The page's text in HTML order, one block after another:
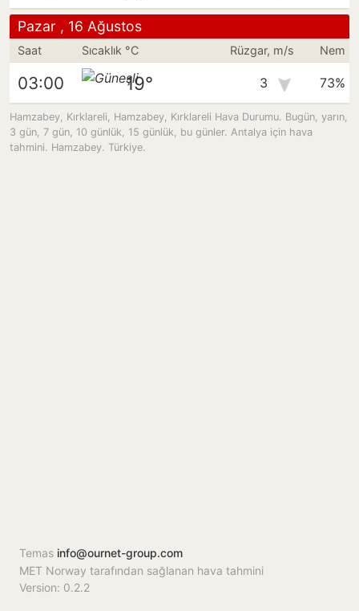
Pazar , 16 Ağustos
Saat Sıcaklık °C Rüzgar, m/s Nem
03:00 19° 3 73%
Hamzabey, Kırklareli, Hamzabey, Kırklareli Hava Durumu. Bugün, yarın,
3 gün, 7 gün, 10 günlük, 15 günlük, bu günler. Antalya için hava
tahmini. Hamzabey. Türkiye.
Temas info@ournet-group.com
MET Norway tarafından sağlanan hava tahmini
Version: 0.2.2